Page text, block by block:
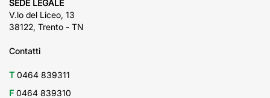
SEDE LEGALE
V.lo del Liceo, 13
38122, Trento - TN
Contatti
T 0464 839311
F 0464 839310